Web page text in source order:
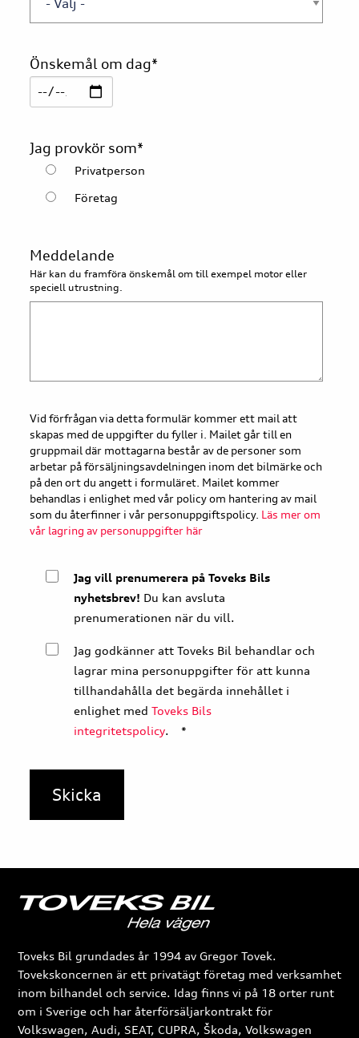
Önskemål om dag*
Jag provkör som*
Privatperson
Företag
Meddelande
Här kan du framföra önskemål om till exempel motor eller
speciell utrustning.
Vid förfrågan via detta formulär kommer ett mail att
skapas med de uppgifter du fyller i. Mailet går till en
gruppmail där mottagarna består av de personer som
arbetar på försäljningsavdelningen inom det bilmärke och
på den ort du angett i formuläret. Mailet kommer
behandlas i enlighet med vår policy om hantering av mail
som du återfinner i vår personuppgiftspolicy. Läs mer om
vår lagring av personuppgifter här
Jag vill prenumerera på Toveks Bils
nyhetsbrev! Du kan avsluta
prenumerationen när du vill.
Jag godkänner att Toveks Bil behandlar och
lagrar mina personuppgifter för att kunna
tillhandahålla det begärda innehållet i
enlighet med Toveks Bils
integritetspolicy. *
Toveks Bil grundades år 1994 av Gregor Tovek.
Tovekskoncernen är ett privatägt företag med verksamhet
inom bilhandel och service. Idag finns vi på 18 orter runt
om i Sverige och har återförsäljarkontrakt för
Volkswagen, Audi, SEAT, CUPRA, Škoda, Volkswagen